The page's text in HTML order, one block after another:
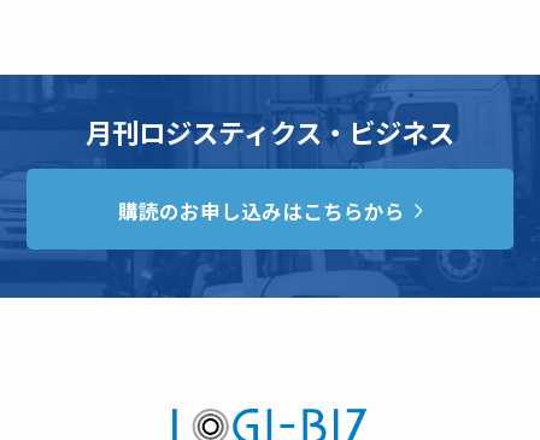
月刊ロジスティクス・ビジネス
購読のお申し込みはこちらから